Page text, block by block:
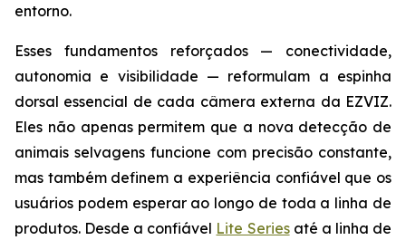
entorno.
Esses fundamentos reforçados — conectividade,
autonomia e visibilidade — reformulam a espinha
dorsal essencial de cada câmera externa da EZVIZ.
Eles não apenas permitem que a nova detecção de
animais selvagens funcione com precisão constante,
mas também definem a experiência confiável que os
usuários podem esperar ao longo de toda a linha de
produtos. Desde a confiável Lite Seriesaté a linha de